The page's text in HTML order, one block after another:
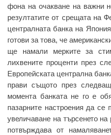
фона на очакване на важни
резултатите от срещата на
централната банка на
готови за това, че
ще намали мерките за
лихвените проценти през
Европейската централна
прави същото през
момента банката не го е
пазарните настроения да се
увеличаване на търсенето
потвърждава от